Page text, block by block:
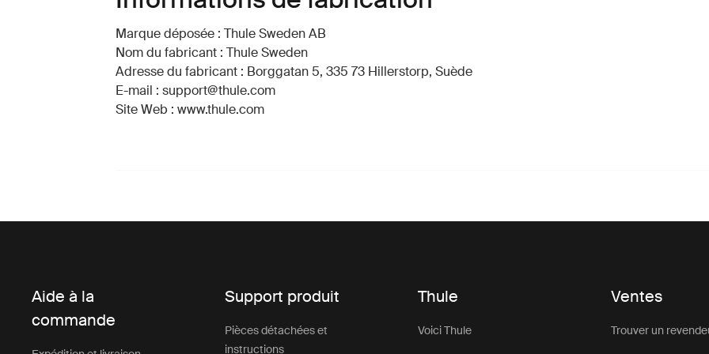
Marque déposée : Thule Sweden AB
Nom du fabricant : Thule Sweden
Adresse du fabricant : Borggatan 5, 335 73 Hillerstorp, Suède
E-mail : support@thule.com
Site Web : www.thule.com
Aide à la
commande
Support produit
Pièces détachées et
instructions
Thule
Voici Thule
Ventes
Trouver un